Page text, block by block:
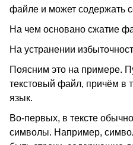
файле и может содержать
На чем основано сжатие
На устранении
Поясним это на примере.
текстовый файл, причём в
язык.
Во-первых, в тексте
символы. Например,